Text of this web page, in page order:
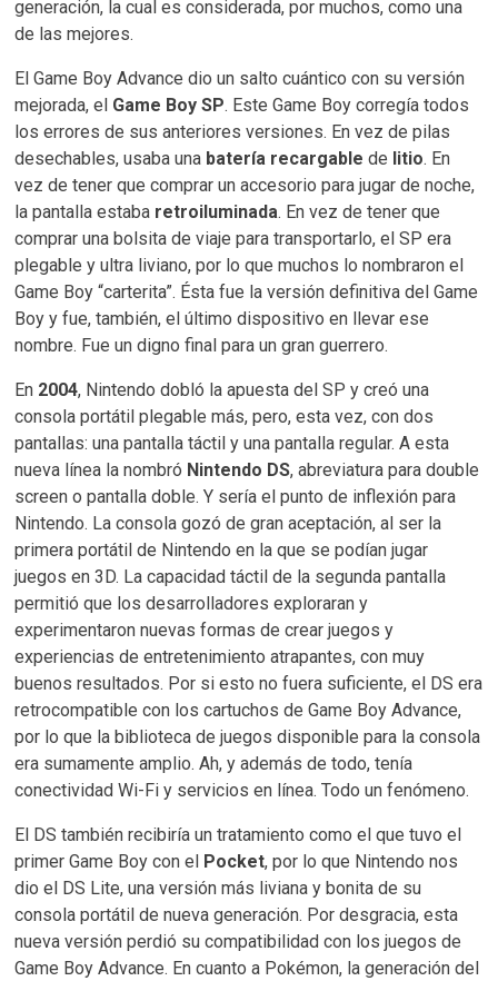
generación, la cual es considerada, por muchos, como una
de las mejores.
El Game Boy Advance dio un salto cuántico con su versión
mejorada, el Game Boy SP. Este Game Boy corregía todos
los errores de sus anteriores versiones. En vez de pilas
desechables, usaba una batería recargablede litio. En
vez de tener que comprar un accesorio para jugar de noche,
la pantalla estaba retroiluminada. En vez de tener que
comprar una bolsita de viaje para transportarlo, el SP era
plegable y ultra liviano, por lo que muchos lo nombraron el
Game Boy “carterita”. Ésta fue la versión definitiva del Game
Boy y fue, también, el último dispositivo en llevar ese
nombre. Fue un digno final para un gran guerrero.
En 2004, Nintendo dobló la apuesta del SP y creó una
consola portátil plegable más, pero, esta vez, con dos
pantallas: una pantalla táctil y una pantalla regular. A esta
nueva línea la nombró Nintendo DS, abreviatura para double
screen o pantalla doble. Y sería el punto de inflexión para
Nintendo. La consola gozó de gran aceptación, al ser la
primera portátil de Nintendo en la que se podían jugar
juegos en 3D. La capacidad táctil de la segunda pantalla
permitió que los desarrolladores exploraran y
experimentaron nuevas formas de crear juegos y
experiencias de entretenimiento atrapantes, con muy
buenos resultados. Por si esto no fuera suficiente, el DS era
retrocompatible con los cartuchos de Game Boy Advance,
por lo que la biblioteca de juegos disponible para la consola
era sumamente amplio. Ah, y además de todo, tenía
conectividad Wi-Fi y servicios en línea. Todo un fenómeno.
El DS también recibiría un tratamiento como el que tuvo el
primer Game Boy con el
Pocket, por lo que Nintendo nos
dio el DS Lite, una versión más liviana y bonita de su
consola portátil de nueva generación. Por desgracia, esta
nueva versión perdió su compatibilidad con los juegos de
Game Boy Advance. En cuanto a Pokémon, la generación del